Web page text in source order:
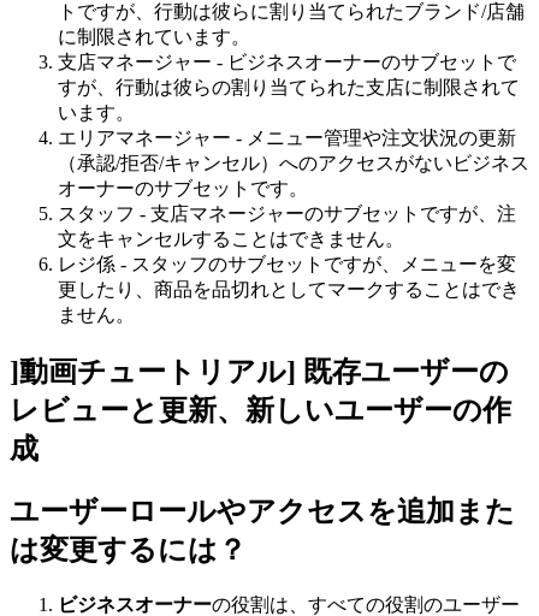
トですが、行動は彼らに割り当てられたブランド/店舗
に制限されています。
支店マネージャー - ビジネスオーナーのサブセットで
すが、行動は彼らの割り当てられた支店に制限されて
います。
エリアマネージャー - メニュー管理や注文状況の更新
（承認/拒否/キャンセル）へのアクセスがないビジネス
オーナーのサブセットです。
スタッフ - 支店マネージャーのサブセットですが、注
文をキャンセルすることはできません。
レジ係 - スタッフのサブセットですが、メニューを変
更したり、商品を品切れとしてマークすることはでき
ません。
]動画チュートリアル] 既存ユーザーの
レビューと更新、新しいユーザーの作
成
ユーザーロールやアクセスを追加また
は変更するには？
ビジネスオーナーの役割は、すべての役割のユーザー